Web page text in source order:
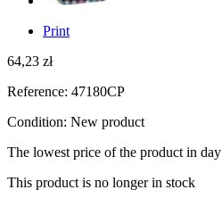
Print
64,23 zł
Reference: 47180CP
Condition: New product
The lowest price of the product in day
This product is no longer in stock